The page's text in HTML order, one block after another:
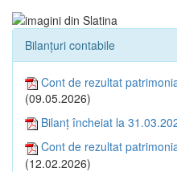
Bilanțuri contabile
Cont de rezultat
(09.05.2026)
Bilanţ încheiat la
Cont de rezultat
(12.02.2026)